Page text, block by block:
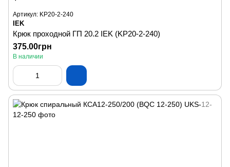
Артикул: KP20-2-240
IEK
Крюк проходной ГП 20.2 IEK (KP20-2-240)
375.00грн
В наличии